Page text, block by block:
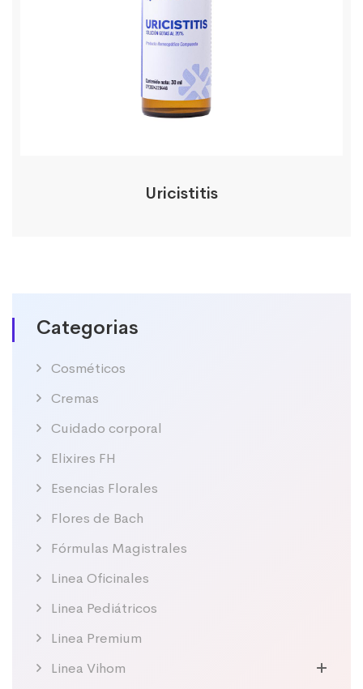
Categorias
Cosméticos
Cremas
Cuidado corporal
Elixires FH
Esencias Florales
Flores de Bach
Fórmulas Magistrales
Linea Oficinales
Linea Pediátricos
Linea Premium
Linea Vihom
Uricistitis